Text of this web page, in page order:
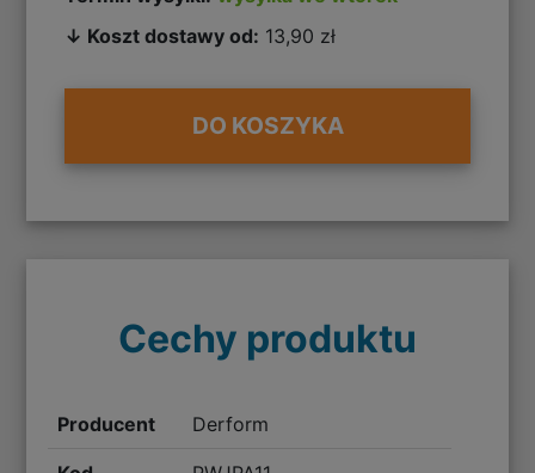
↓ Koszt dostawy od: 13,90 zł
DO KOSZYKA
Cechy produktu
Producent Derform